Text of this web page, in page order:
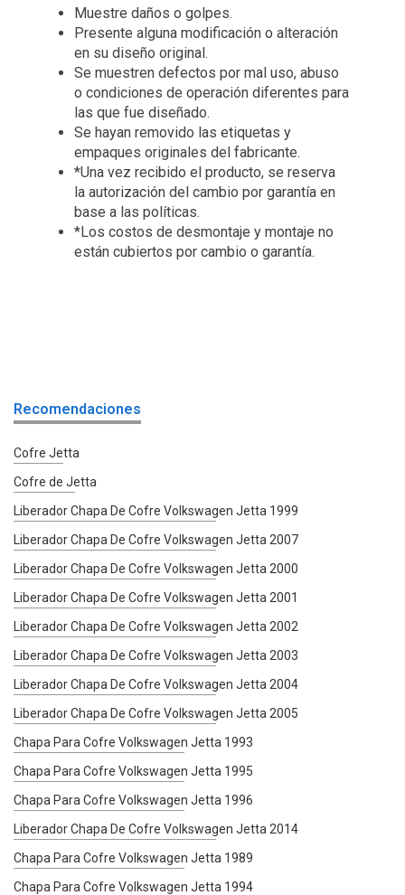
Muestre daños o golpes.
Presente alguna modificación o alteración
en su diseño original.
Se muestren defectos por mal uso, abuso
o condiciones de operación diferentes para
las que fue diseñado.
Se hayan removido las etiquetas y
empaques originales del fabricante.
*Una vez recibido el producto, se reserva
la autorización del cambio por garantía en
base a las políticas.
*Los costos de desmontaje y montaje no
están cubiertos por cambio o garantía.
Recomendaciones
Cofre Jetta
Cofre de Jetta
Liberador Chapa De Cofre Volkswagen Jetta 1999
Liberador Chapa De Cofre Volkswagen Jetta 2007
Liberador Chapa De Cofre Volkswagen Jetta 2000
Liberador Chapa De Cofre Volkswagen Jetta 2001
Liberador Chapa De Cofre Volkswagen Jetta 2002
Liberador Chapa De Cofre Volkswagen Jetta 2003
Liberador Chapa De Cofre Volkswagen Jetta 2004
Liberador Chapa De Cofre Volkswagen Jetta 2005
Chapa Para Cofre Volkswagen Jetta 1993
Chapa Para Cofre Volkswagen Jetta 1995
Chapa Para Cofre Volkswagen Jetta 1996
Liberador Chapa De Cofre Volkswagen Jetta 2014
Chapa Para Cofre Volkswagen Jetta 1989
Chapa Para Cofre Volkswagen Jetta 1994